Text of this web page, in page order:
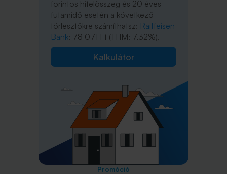
forintos hitelösszeg és 20 éves
futamidő esetén a következő
törlesztőkre számíthatsz: Raiffeisen
Bank: 78 071 Ft (THM: 7,32%).
Kalkulátor
Promóció